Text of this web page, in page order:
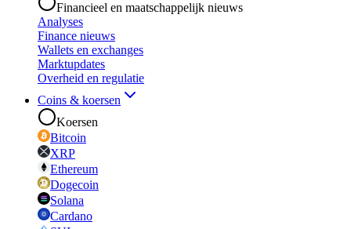
Financieel en maatschappelijk nieuws
Analyses
Finance nieuws
Wallets en exchanges
Marktupdates
Overheid en regulatie
Coins & koersen
Koersen
Bitcoin
XRP
Ethereum
Dogecoin
Solana
Cardano